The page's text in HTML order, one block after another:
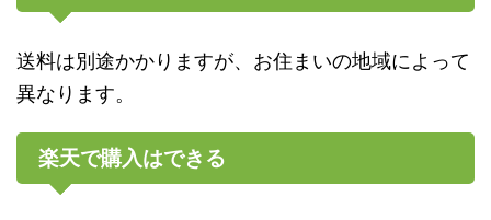
送料は別途かかりますが、お住まいの地域によって
異なります。
楽天で購入はできる